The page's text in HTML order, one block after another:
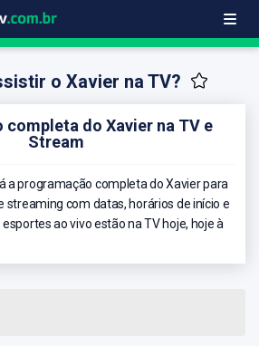
o Xavier na TV?
completa do Xavier na TV e
Stream
a programação completa do Xavier para
streaming com datas, horários de início e
ao vivo estão na TV hoje, hoje à